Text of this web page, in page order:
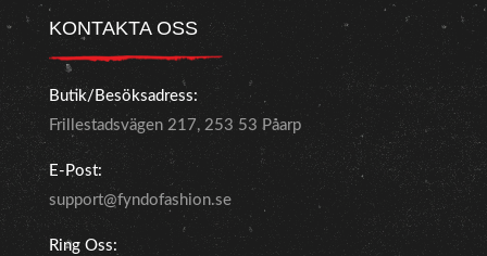
KONTAKTA OSS
Butik/Besöksadress:
Frillestadsvägen 217, 253 53 Påarp
E-Post:
support@fyndofashion.se
Ring Oss: